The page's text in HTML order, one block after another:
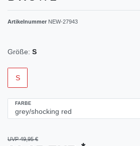
Artikelnummer NEW-27943
Größe: S
S
FARBE
UVP 49,95 €